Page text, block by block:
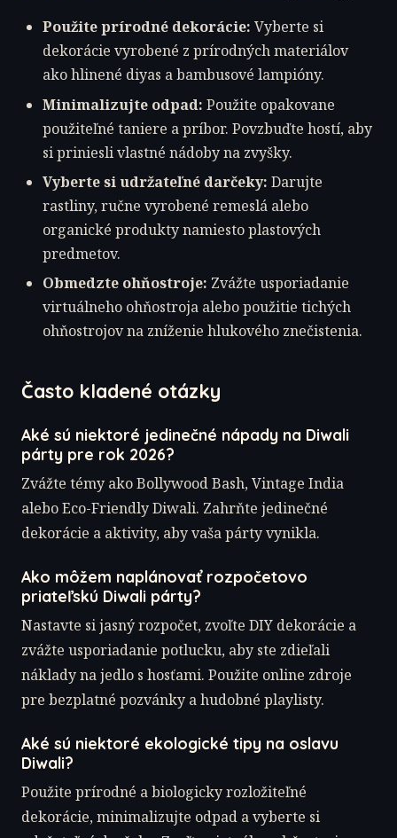
Použite prírodné dekorácie: Vyberte si
dekorácie vyrobené z prírodných materiálov
ako hlinené diyas a bambusové lampióny.
Minimalizujte odpad: Použite opakovane
použiteľné taniere a príbor. Povzbuďte hostí, aby
si priniesli vlastné nádoby na zvyšky.
Vyberte si udržateľné darčeky: Darujte
rastliny, ručne vyrobené remeslá alebo
organické produkty namiesto plastových
predmetov.
Obmedzte ohňostroje: Zvážte usporiadanie
virtuálneho ohňostroja alebo použitie tichých
ohňostrojov na zníženie hlukového znečistenia.
Často kladené otázky
Aké sú niektoré jedinečné nápady na Diwali
párty pre rok 2026?
Zvážte témy ako Bollywood Bash, Vintage India
alebo Eco-Friendly Diwali. Zahrňte jedinečné
dekorácie a aktivity, aby vaša párty vynikla.
Ako môžem naplánovať rozpočetovo
priateľskú Diwali párty?
Nastavte si jasný rozpočet, zvoľte DIY dekorácie a
zvážte usporiadanie potlucku, aby ste zdieľali
náklady na jedlo s hosťami. Použite online zdroje
pre bezplatné pozvánky a hudobné playlisty.
Aké sú niektoré ekologické tipy na oslavu
Diwali?
Použite prírodné a biologicky rozložiteľné
dekorácie, minimalizujte odpad a vyberte si